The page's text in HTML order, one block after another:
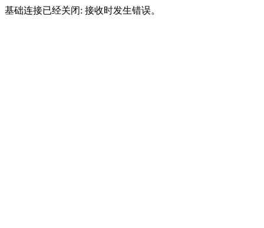
基础连接已经关闭: 接收时发生错误。